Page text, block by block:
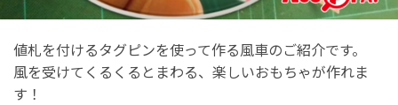
値札を付けるタグピンを使って作る風車のご紹介です。
風を受けてくるくるとまわる、楽しいおもちゃが作れま
す！